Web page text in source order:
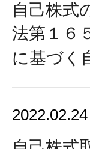
自己株式
法第１６
に基づく
2022.02.24